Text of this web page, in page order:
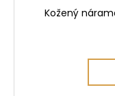
Kožený